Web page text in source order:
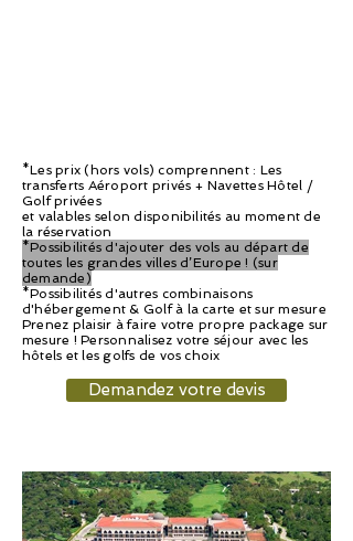
*Les prix (hors vols) comprennent : Les
transferts Aéroport privés + Navettes Hôtel /
Golf privées
et valables selon disponibilités au moment de
la réservation
*Possibilités d'ajouter des vols au départ de
toutes les grandes villes d’Europe ! (sur
demande)
*Possibilités d'autres combinaisons
d'hébergement & Golf à la carte et sur mesure
Prenez plaisir à faire votre propre package sur
mesure ! Personnalisez votre séjour avec les
hôtels et les golfs de vos choix
Demandez votre devis